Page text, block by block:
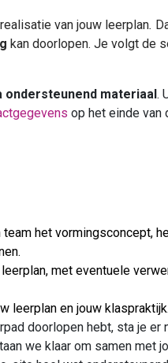
van jouw leerplan.
kan doorlopen. Je volgt de
ondersteunend materiaal.
op het einde van
het vormingsconcept,
met eventuele
leerplan en jouw klaspraktijk.
doorlopen hebt, sta je er
we klaar om samen met